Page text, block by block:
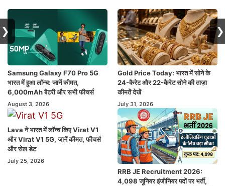
Samsung Galaxy F70 Pro 5G
भारत में हुआ लॉन्च: जानें कीमत,
6,000mAh बैटरी और सभी फीचर्स
August 3, 2026
Gold Price Today: भारत में सोने के
24-कैरेट और 22-कैरेट सोने की ताज़ा
कीमतें देखें
July 31, 2026
Lava ने भारत में लॉन्च किए Virat V1
और Virat V1 5G, जानें कीमत, फीचर्स
और सेल डेट
July 25, 2026
RRB JE Recruitment 2026:
4,098 जूनियर इंजीनियर पदों पर भर्ती,
❯ ❯